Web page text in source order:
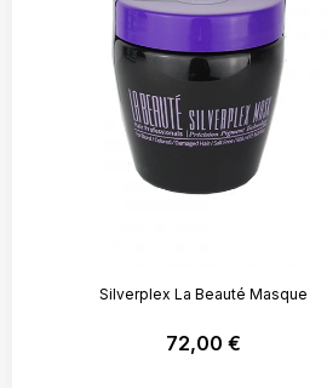
Silverplex La Beauté Masque
72,00 €